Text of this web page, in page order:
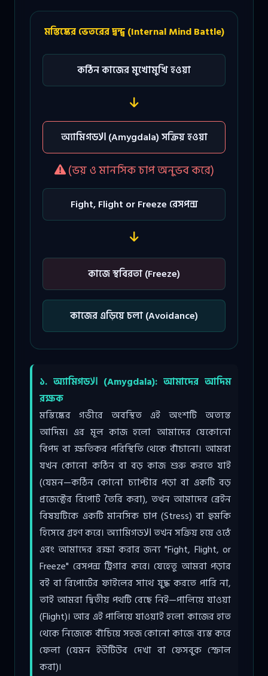
মস্তিষ্কের ভেতরের দ্বন্দ্ব (Internal Mind Battle)
কঠিন কাজের মুখোমুখি হওয়া
অ্যামিগডالا (Amygdala) সক্রিয় হওয়া
(ভয় ও মানসিক চাপ অনুভব করে)
Fight, Flight or Freeze রেসপন্স
কাজে স্থবিরতা (Freeze)
কাজের এড়িয়ে চলা (Avoidance)
১. অ্যামিগডالا (Amygdala): আমাদের আদিম
রক্ষক
মস্তিষ্কের গভীরে অবস্থিত এই অংশটি অত্যন্ত
আদিম। এর মূল কাজ হলো আমাদের যেকোনো
বিপদ বা ক্ষতিকর পরিস্থিতি থেকে বাঁচানো। আমরা
যখন কোনো কঠিন বা বড় কাজ শুরু করতে যাই
(যেমন—কঠিন কোনো চ্যাপ্টার পড়া বা একটি বড়
প্রজেক্টের রিপোর্ট তৈরি করা), তখন আমাদের ব্রেইন
বিষয়টিকে একটি মানসিক চাপ (Stress) বা হুমকি
হিসেবে গ্রহণ করে। অ্যামিগডالا তখন সক্রিয় হয়ে ওঠে
এবং আমাদের রক্ষা করার জন্য "Fight, Flight, or
Freeze" রেসপন্স ট্রিগার করে। যেহেতু আমরা পড়ার
বই বা রিপোর্টের ফাইলের সাথে যুদ্ধ করতে পারি না,
তাই আমরা দ্বিতীয় পথটি বেছে নিই—পালিয়ে যাওয়া
(Flight)। আর এই পালিয়ে যাওয়াই হলো কাজের হাত
থেকে নিজেকে বাঁচিয়ে সহজ কোনো কাজে ব্যস্ত করে
ফেলা (যেমন ইউটিউব দেখা বা ফেসবুক স্ক্রোল
করা)।